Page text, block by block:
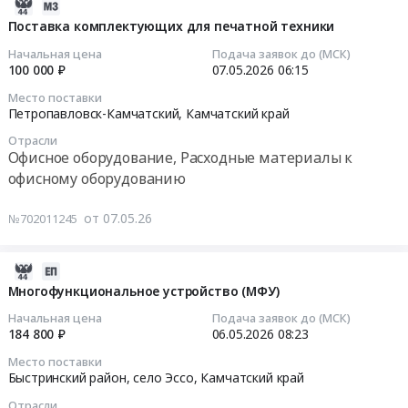
Поставка комплектующих для печатной техники
Начальная цена
100 000 ₽
Подача заявок до (МСК)
07.05.2026 06:15
Место поставки
Петропавловск-Камчатский, Камчатский край
Отрасли
Офисное оборудование, Расходные материалы к
офисному оборудованию
№702011245 от 07.05.26
Многофункциональное устройство (МФУ)
Начальная цена
184 800 ₽
Подача заявок до (МСК)
06.05.2026 08:23
Место поставки
Быстринский район, село Эссо, Камчатский край